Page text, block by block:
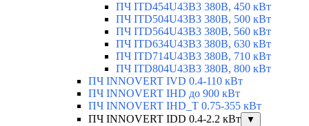
ПЧ ITD454U43B3 380В, 450 кВт
ПЧ ITD504U43B3 380В, 500 кВт
ПЧ ITD564U43B3 380В, 560 кВт
ПЧ ITD634U43B3 380В, 630 кВт
ПЧ ITD714U43B3 380В, 710 кВт
ПЧ ITD804U43B3 380В, 800 кВт
ПЧ INNOVERT IVD 0.4-110 кВт
ПЧ INNOVERT IHD до 900 кВт
ПЧ INNOVERT IHD_T 0.75-355 кВт
ПЧ INNOVERT IDD 0.4-2.2 кВт
▼